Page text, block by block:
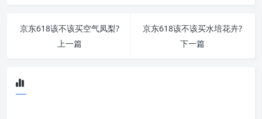
京东618该不该买空气凤梨?
上一篇
京东618该不该买水培花卉?
下一篇